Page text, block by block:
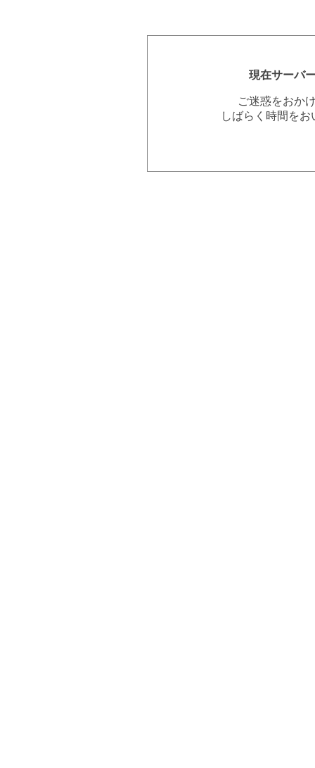
現在サーバ
ご迷惑をおか
しばらく時間を